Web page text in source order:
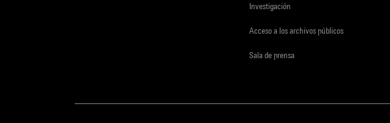
Investigación
Acceso a los archivos públicos
Sala de prensa